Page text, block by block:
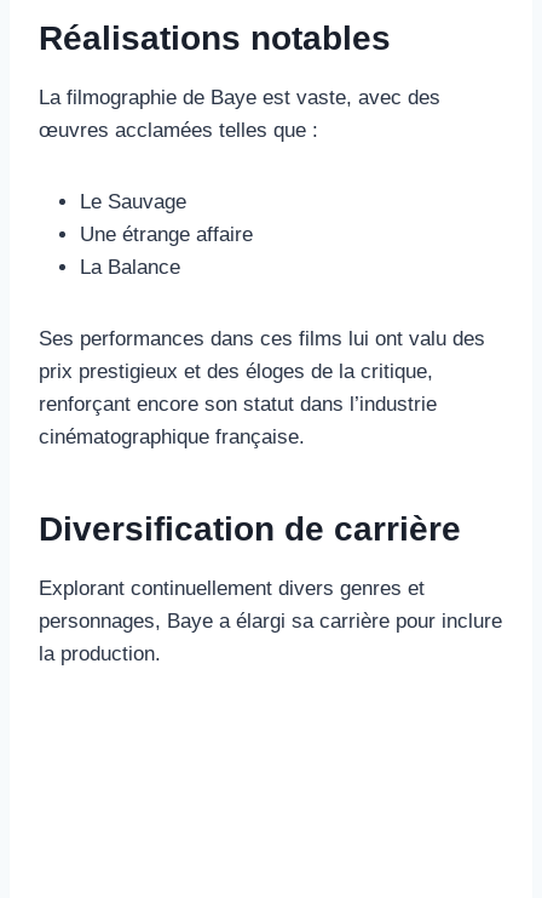
Réalisations notables
La filmographie de Baye est vaste, avec des
œuvres acclamées telles que :
Le Sauvage
Une étrange affaire
La Balance
Ses performances dans ces films lui ont valu des
prix prestigieux et des éloges de la critique,
renforçant encore son statut dans l’industrie
cinématographique française.
Diversification de carrière
Explorant continuellement divers genres et
personnages, Baye a élargi sa carrière pour inclure
la production.